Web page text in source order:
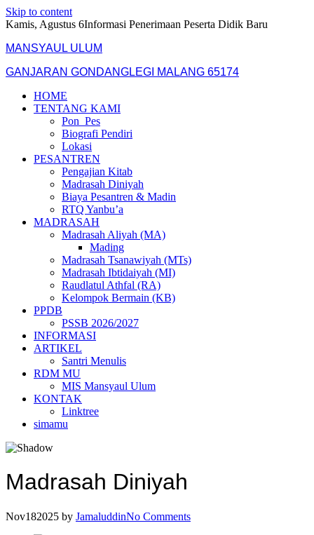
Skip to content
Kamis, Agustus 6Informasi Penerimaan Peserta Didik Baru
MANSYAUL ULUM
GANJARAN GONDANGLEGI MALANG 65174
HOME
TENTANG KAMI
Pon_Pes
Biografi Pendiri
Lokasi
PESANTREN
Pengajian Kitab
Madrasah Diniyah
Biaya Pesantren & Madin
RTQ Yanbu’a
MADRASAH
Madrasah Aliyah (MA)
Mading
Madrasah Tsanawiyah (MTs)
Madrasah Ibtidaiyah (MI)
Raudlatul Athfal (RA)
Kelompok Bermain (KB)
PPDB
PSSB 2026/2027
INFORMASI
ARTIKEL
Santri Menulis
RDM MU
MIS Mansyaul Ulum
KONTAK
Linktree
simamu
Madrasah Diniyah
Nov182025 by JamaluddinNo Comments